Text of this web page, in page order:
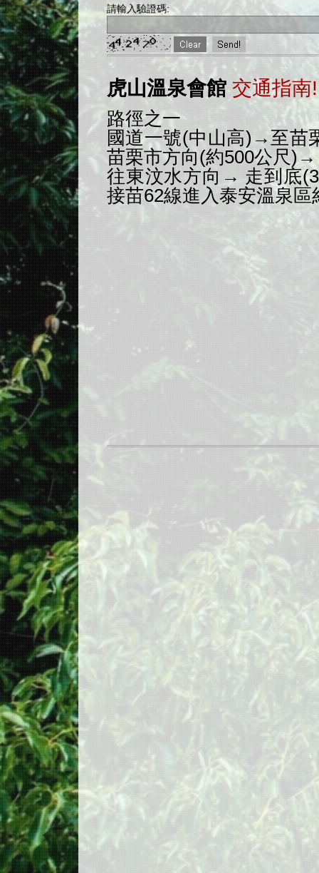
請輸入驗證碼:
虎山溫泉會館 交通指南!
路徑之一
國道一號(中山高)→至苗
苗栗市方向(約500公尺
往東汶水方向→ 走到底
接苗62線進入泰安溫泉